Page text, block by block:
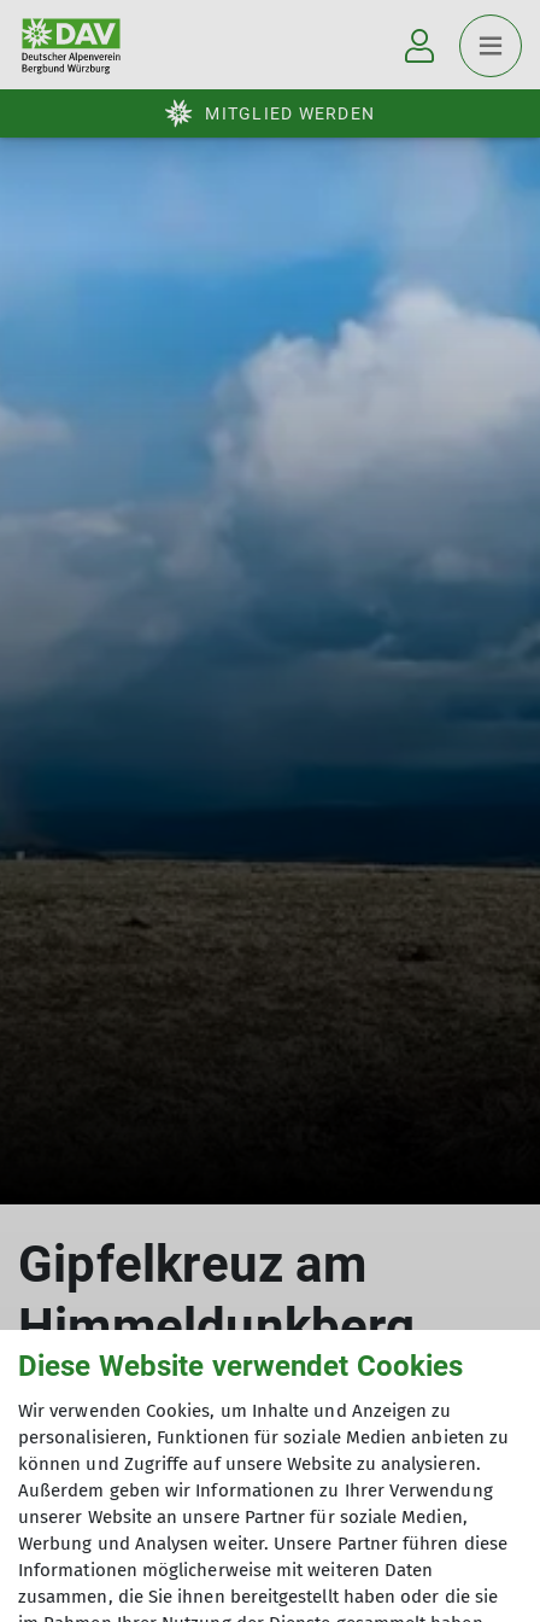
MITGLIED WERDEN
Gipfelkreuz am
Himmeldunkberg
18.07.2023
Hütte
Auf Initiative von Christian Endres und mit
Unterstützung von Dieter Büttner, Vorsitzender
Diese Website verwendet Cookies
Wir verwenden Cookies, um Inhalte und Anzeigen zu
personalisieren, Funktionen für soziale Medien anbieten zu
können und Zugriffe auf unsere Website zu analysieren.
Außerdem geben wir Informationen zu Ihrer Verwendung
unserer Website an unsere Partner für soziale Medien,
Werbung und Analysen weiter. Unsere Partner führen diese
Informationen möglicherweise mit weiteren Daten
zusammen, die Sie ihnen bereitgestellt haben oder die sie